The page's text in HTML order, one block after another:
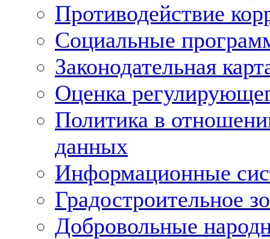
Противодействие
Социальные
Законодательная
Оценка
Политика в
данных
Информационные
Градостроительное
Добровольные